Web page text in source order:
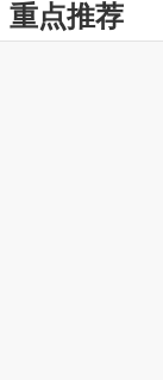
重点推荐